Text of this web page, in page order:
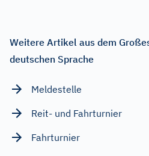
Weitere Artikel aus dem
deutschen Sprache
Meldestelle
Reit- und Fahrturnier
Fahrturnier